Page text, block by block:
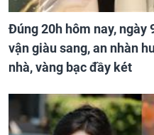
Đúng 20h hôm nay, ngày
vận giàu sang, an nhàn
nhà, vàng bạc đầy két